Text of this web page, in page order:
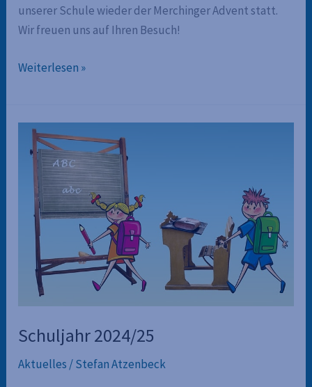
unserer Schule wieder der Merchinger Advent statt.
Wir freuen uns auf Ihren Besuch!
Alle
Weiterlesen »
Schuljahr 2024/25
Aktuelles /Stefan Atzenbeck